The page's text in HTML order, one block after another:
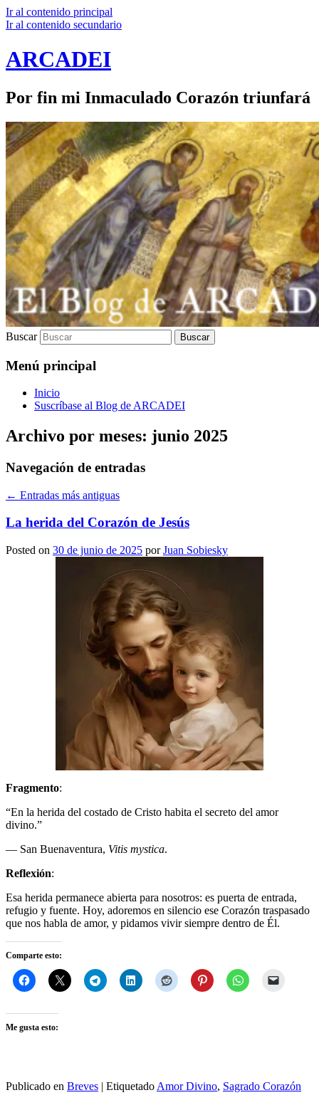
Ir al contenido principal
Ir al contenido secundario
ARCADEI
Por fin mi Inmaculado Corazón triunfará
Buscar
Menú principal
Inicio
Suscríbase al Blog de ARCADEI
Archivo por meses: junio 2025
Navegación de entradas
← Entradas más antiguas
La herida del Corazón de Jesús
Posted on 30 de junio de 2025 porJuan Sobiesky
Fragmento:
“En la herida del costado de Cristo habita el secreto del amor
divino.”
— San Buenaventura, Vitis mystica.
Reflexión:
Esa herida permanece abierta para nosotros: es puerta de entrada,
refugio y fuente. Hoy, adoremos en silencio ese Corazón traspasado
que nos habla de amor, y pidamos vivir siempre dentro de Él.
Comparte esto:
Me gusta esto:
Publicado en Breves | Etiquetado Amor Divino, Sagrado Corazón